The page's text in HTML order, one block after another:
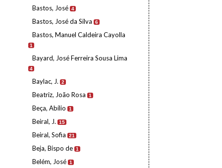
Bastos, José 4
Bastos, José da Silva 6
Bastos, Manuel Caldeira Cayolla
1
Bayard, José Ferreira Sousa Lima
4
Baylac, J. 2
Beatriz, João Rosa 1
Beça, Abílio 1
Beiral, J. 15
Beiral, Sofia 21
Beja, Bispo de 1
Belém, José 1